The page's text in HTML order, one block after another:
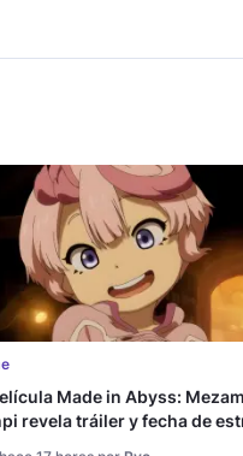
Made in Abyss:
revela tráiler y fecha de